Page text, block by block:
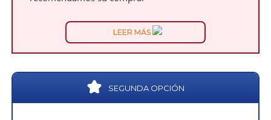
LEER MÁS
SEGUNDA OPCIÓN